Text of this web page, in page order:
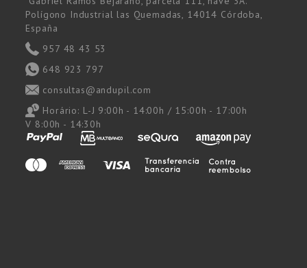
Polígono Industrial las Quemadas, 14014 Córdoba,
España
957 48 43 53
648 923 797
consultas@andupil.com
Horário: L-J 9:00h - 14:00h / 15:00h - 17:00h
V 8:00h - 14:30h